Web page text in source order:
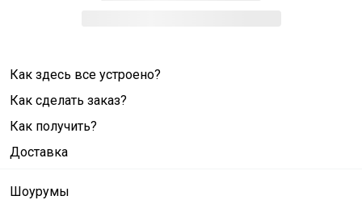
Как здесь все устроено?
Как сделать заказ?
Как получить?
Доставка
Шоурумы